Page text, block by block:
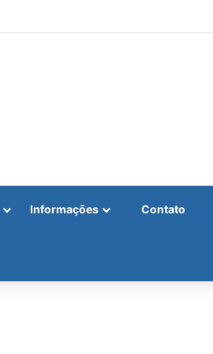
Informações Contato